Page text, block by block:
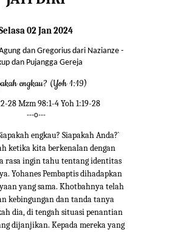
02 Jan 2024
dan Gregorius dari Nazianze -
dan Pujangga Gereja
engkau? (Yoh 1:19)
28 Mzm 98:1-4 Yoh 1:19-28
---o---
engkau? Siapakah Anda?`
ketika kita berkenalan dengan
rasa ingin tahu tentang identitas
Yohanes Pembaptis dihadapkan
yang sama. Khotbahnya telah
kebingungan dan tanda tanya
dia, di tengah situasi penantian
dijanjikan. Kepada mereka yang